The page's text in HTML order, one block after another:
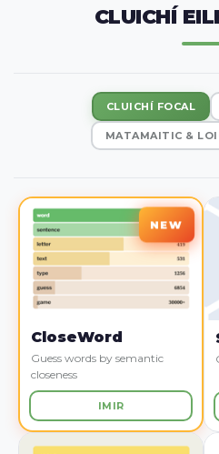
CLUICHÍ
CLUICHÍ FOCAL
MATAMAITIC &
CloseWord
Guess words by semantic
closeness
IMIR